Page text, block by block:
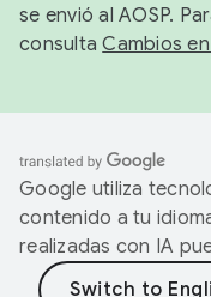
se envió al AOSP.
consultaCambios
Google utiliza
contenido a tu
realizadas con IA